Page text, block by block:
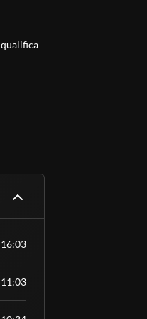
qualifica
sem
16:03
11:03